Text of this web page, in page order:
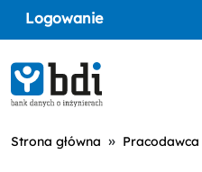
Logowanie
Strona główna » Pracodawca